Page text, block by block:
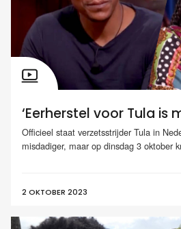
‘Eerherstel voor Tula is
Officieel staat verzetsstrijder Tula in
misdadiger, maar op dinsdag 3 oktober
2 OKTOBER 2023